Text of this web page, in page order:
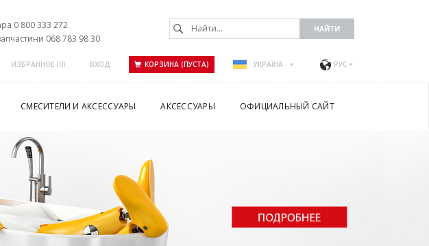
0 800 333 272
068 783 98 30
ИЗБРАННОЕ (0) ВХОД КОРЗИНА (ПУСТА) УКРАЇНА РУС
СМЕСИТЕЛИ И АКСЕССУАРЫ АКСЕССУАРЫ ОФИЦИАЛЬНЫЙ САЙТ